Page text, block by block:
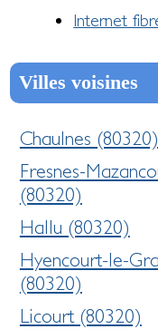
Internet
Villes voisines
Chaulnes (80320)
Fresnes-
(80320)
Hallu (80320)
Hyencourt-le-
(80320)
Licourt (80320)